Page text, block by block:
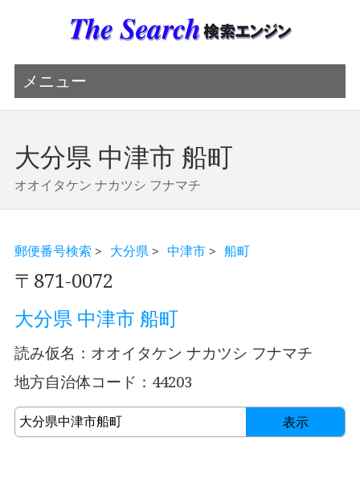
メニュー
大分県 中津市 船町
オオイタケン ナカツシ フナマチ
郵便番号検索 > 大分県 > 中津市> 船町
〒871-0072
大分県 中津市 船町
読み仮名：オオイタケン ナカツシ フナマチ
地方自治体コード：44203
表示